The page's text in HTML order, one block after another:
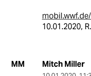
10.01.2020,
MM Mitch Miller